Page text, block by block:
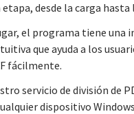
desde la carga hasta
el programa tiene una
que ayuda a los
fácilmente.
servicio de división de
dispositivo